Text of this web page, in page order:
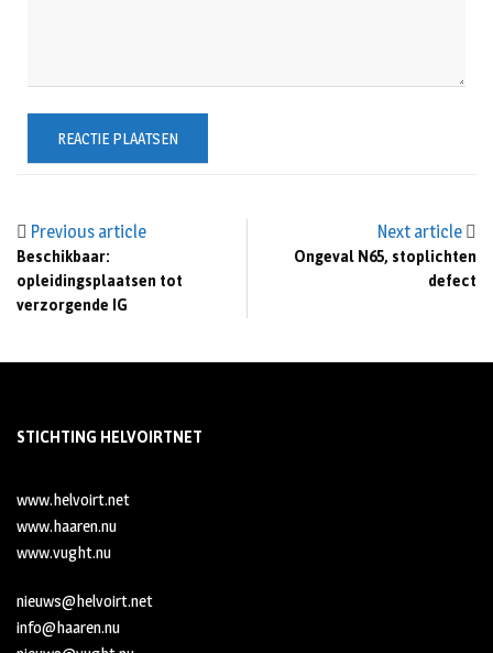
Previous article
Beschikbaar:
opleidingsplaatsen tot
verzorgende IG
Next article
Ongeval N65, stoplichten
defect
STICHTING HELVOIRTNET
www.helvoirt.net
www.haaren.nu
www.vught.nu
nieuws@helvoirt.net
info@haaren.nu